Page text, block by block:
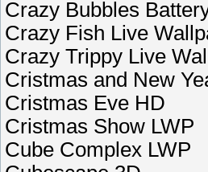
Crazy Bubbles
Crazy Fish Live
Crazy Trippy Live
Cristmas and New
Cristmas Eve HD
Cristmas Show LWP
Cube Complex LWP